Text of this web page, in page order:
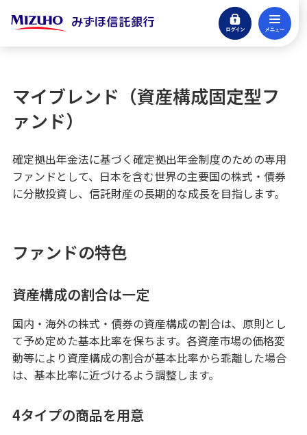
ログイン
閉じる
生命保険
マイブレンド（資産構成固定型ファンド）
費用とリスク
みずほ信託eサービス
電話取引サービス
マネープランセット
マイブレンド（資産構成固定型フ
ァンド）
確定拠出年金法に基づく確定拠出年金制度のための専用
ファンドとして、日本を含む世界の主要国の株式・債券
に分散投資し、信託財産の長期的な成長を目指します。
ファンドの特色
資産構成の割合は一定
国内・海外の株式・債券の資産構成の割合は、原則とし
て予め定めた基本比率を保ちます。各資産市場の価格変
動等により資産構成の割合が基本比率から乖離した場合
は、基本比率に近づけるよう調整します。
4タイプの商品を用意